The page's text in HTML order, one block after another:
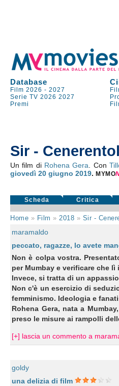
Database
Film 2026 -2027
Serie TV 2026 2027
Premi
Sir -
Un film di Rohena Gera . Con
giovedì 20 giugno 2019.MYMO
Scheda Critica
Home » Film » 2018 » Sir -
maramaldo
peccato, ragazze, lo avete
Non è colpa vostra.
per Mumbay e verificare che
Invece, si tratta di un
Non c'è un esercizio di
femminismo. Ideologia e
Rohena Gera, nata a
preso le misure ai rampolli
[+] lascia un commento a
goldy
una delizia di film